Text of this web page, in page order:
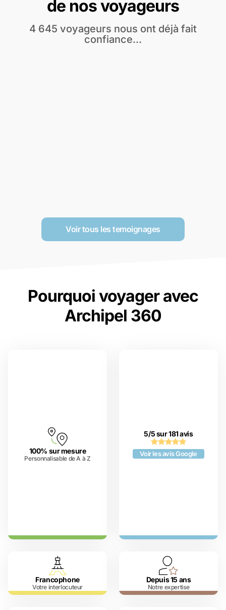
de nos voyageurs
4 645 voyageurs nous ont déjà fait
confiance...
Voir tous les temoignages
Pourquoi voyager avec
Archipel 360
100% sur mesure
Personnalisable de A à Z
5/5 sur 181 avis
Voir les avis Google
Francophone
Votre interlocuteur
Depuis 15 ans
Notre expertise